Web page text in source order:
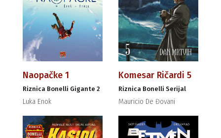
Naopačke 1
Riznica Bonelli Gigante 2
Luka Enok
Komesar Ričardi 5
Riznica Bonelli Serijal
Mauricio De Đovani